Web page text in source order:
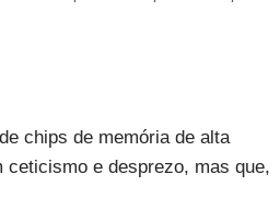
chips de memória de alta
ceticismo e desprezo, mas que,